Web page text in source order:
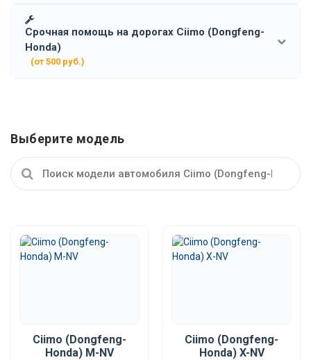
Срочная помощь на дорогах Ciimo (Dongfeng-
Honda)
(от 500 руб.)
Выберите модель
Ciimo (Dongfeng-
Honda) M-NV
Ciimo (Dongfeng-
Honda) X-NV